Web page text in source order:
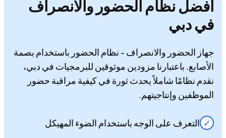
أفضل نظام الحضور والانصراف
في دبي
جهاز الحضور والانصراف - نظام الحضور باستخدام بصمة
الأصابع. باعتبارنا مزودين موثوقين للبرمجيات في دبي،
نقدم نظامًا شاملاً يحدث ثورة في كيفية مراقبة حضور
الموظفين وإنتاجيتهم.
✓ التعرف على الوجه باستخدام الضوء المهيكل